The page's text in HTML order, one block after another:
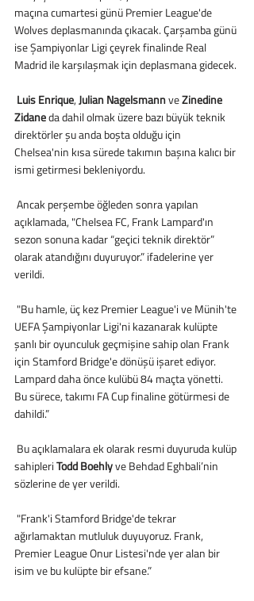
maçına cumartesi günü Premier League'de
Wolves deplasmanında çıkacak. Çarşamba günü
ise Şampiyonlar Ligi çeyrek finalinde Real
Madrid ile karşılaşmak için deplasmana gidecek.
Luis Enrique, Julian Nagelsmann ve Zinedine
Zidane da dahil olmak üzere bazı büyük teknik
direktörler şu anda boşta olduğu için
Chelsea'nin kısa sürede takımın başına kalıcı bir
ismi getirmesi bekleniyordu.
açıklamada, "Chelsea FC, Frank Lampard'ın
sezon sonuna kadar “geçici teknik direktör”
olarak atandığını duyuruyor.” ifadelerine yer
verildi.
UEFA Şampiyonlar Ligi'ni kazanarak kulüpte
şanlı bir oyunculuk geçmişine sahip olan Frank
için Stamford Bridge'e dönüşü işaret ediyor.
Lampard daha önce kulübü 84 maçta yönetti.
Bu sürece, takımı FA Cup finaline götürmesi de
dahildi.”
sahipleri Todd Boehly ve Behdad Eghbali’nin
sözlerine de yer verildi.
ağırlamaktan mutluluk duyuyoruz. Frank,
Premier League Onur Listesi'nde yer alan bir
isim ve bu kulüpte bir efsane.”